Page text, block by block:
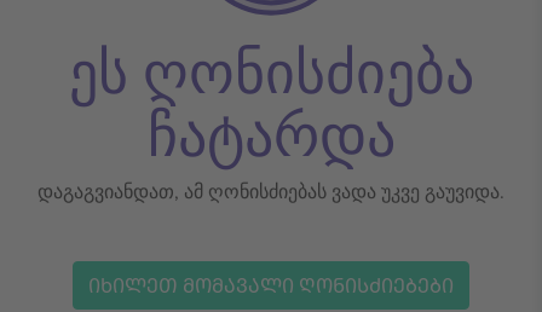
ეს ღონისძიება
ჩატარდა
დაგაგვიანდათ, ამ ღონისძიებას ვადა უკვე გაუვიდა.
ᲘᲮᲘᲚᲔᲗ ᲛᲝᲛᲐᲕᲐᲚᲘ ᲦᲝᲜᲘᲡᲫᲘᲔᲑᲔᲑᲘ